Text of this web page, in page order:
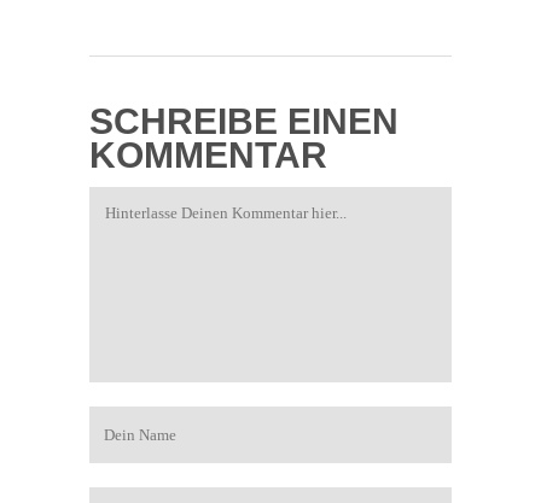
SCHREIBE EINEN
KOMMENTAR